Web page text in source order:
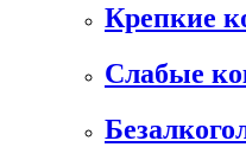
Крепкие
Слабые